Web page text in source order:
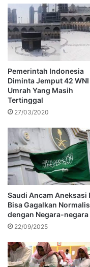
Pemerintah Indonesia
Diminta Jemput 42 WNI
Umrah Yang Masih
Tertinggal
27/03/2020
Saudi Ancam Aneksasi
Bisa Gagalkan
dengan Negara-negara
22/09/2025